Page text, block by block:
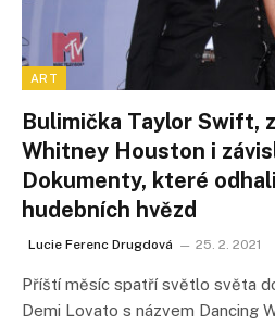
ART
Bulimička Taylor Swift,
Whitney Houston i
Dokumenty, které
hudebních hvězd
Lucie Ferenc Drugdová 25. 2. 2021
Příští měsíc spatří světlo světa
Demi Lovato s názvem Dancing